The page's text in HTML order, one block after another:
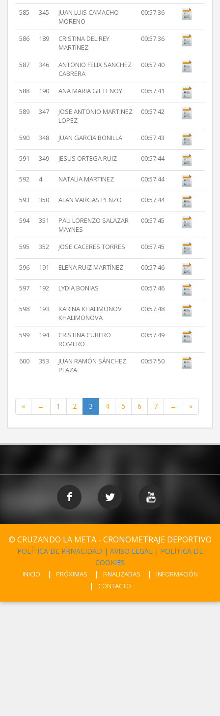
585 345
JUAN LUIS CAMACHO
MORENO
00:57:36
586 189
CRISTINA DEL REY
MARTÍNEZ
00:57:36
587 346
ANTONIO FELIX SANCHEZ
CABRERA
00:57:40
588 190 ANA MARIA GIL FENOY 00:57:41
589 347
JOSE ANTONIO MARTINEZ
LOPEZ
00:57:42
590 348 JUAN GARCIA BONILLA 00:57:43
591 349 JESUS ORTEGA RUIZ 00:57:44
592 4 NATALIA MARTINEZ 00:57:44
593 350 ALAN VARGAS PENZO 00:57:44
594 351
PAU LORENZO SALAZAR
MAYNES
00:57:45
595 352 JOSE CACERES TORRES 00:57:45
596 191 ELENA RUIZ MARTÍNEZ 00:57:46
597 192 LYDIA BONIAS 00:57:46
598 193
KARINA KHALIMONOV
KHALIMONOVA
00:57:48
599 194
CRISTINA CUBERO
ROMERO
00:57:49
600 353
JUAN RAMÓN SÁNCHEZ
PLAZA
00:57:50
« ← 1 2 3 4 5 6 7 → »
© CRUZANDO LA META - CRONOMETRAJE DEPORTIVO
POLÍTICA DE PRIVACIDAD | AVISO LEGAL | POLÍTICA DE
COOKIES
INICIO PRÓXIMAS FINALIZADAS
INFORMACIÓN
CONTACTO